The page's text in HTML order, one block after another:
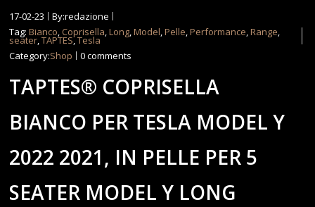
17-02-23
By:redazione
Tag:Bianco, Coprisella,Long,Model,Pelle,Performance,Range,
seater,TAPTES,Tesla
Category:Shop 0 comments
TAPTES® COPRISELLA
BIANCO PER TESLA MODEL Y
2022 2021, IN PELLE PER 5
SEATER MODEL Y LONG